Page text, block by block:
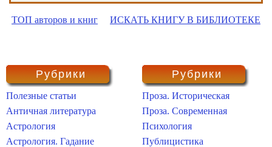
ТОП авторов и книг ИСКАТЬ КНИГУ В БИБЛИОТЕКЕ
Рубрики
Полезные статьи
Античная литература
Астрология
Астрология. Гадание
Рубрики
Проза. Историческая
Проза. Современная
Психология
Публицистика